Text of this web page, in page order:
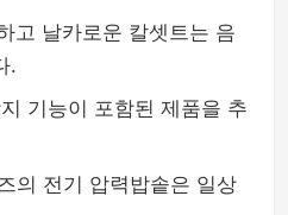
고 날카로운 칼셋트는 음
.
기능이 포함된 제품을 추
의 전기 압력밥솥은 일상